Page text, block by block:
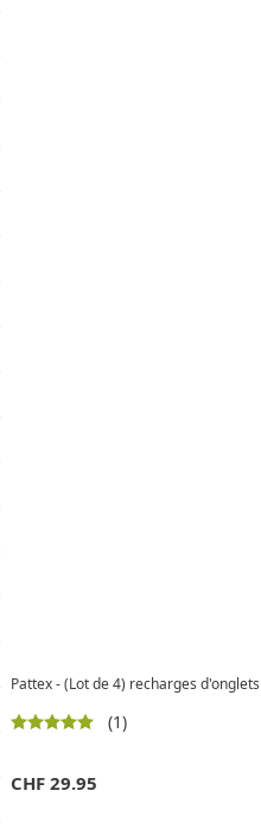
Pattex - (Lot de 4) recharges
(1)
CHF 29.95